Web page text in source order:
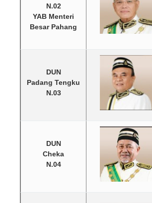
N.02
YAB Menteri
Besar Pahang
DUN
Padang Tengku
N.03
DUN
Cheka
N.04